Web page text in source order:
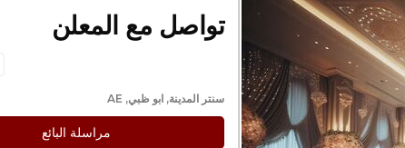
تواصل مع المعلن
سنتر المدينة, ابو ظبي, AE
مراسلة البائع